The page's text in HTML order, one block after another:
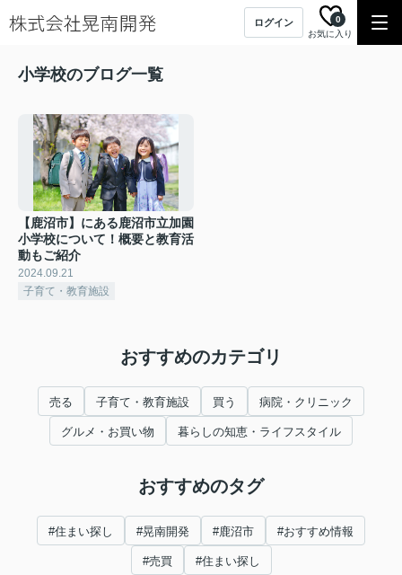
ログイン
お気に入り
0
小学校のブログ一覧
【鹿沼市】にある鹿沼市立加園
小学校について！概要と教育活
動もご紹介
2024.09.21
子育て・教育施設
おすすめのカテゴリ
売る 子育て・教育施設 買う 病院・クリニック
グルメ・お買い物 暮らしの知恵・ライフスタイル
おすすめのタグ
#住まい探し #晃南開発 #鹿沼市 #おすすめ情報
#売買 #住まい探し